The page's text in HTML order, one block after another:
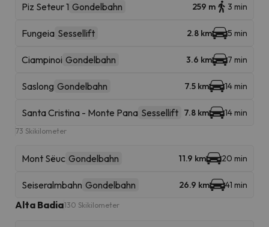
Piz Seteur 1 Gondelbahn 259 m 3 min
Fungeia Sessellift 2.8 km 5 min
Ciampinoi Gondelbahn 3.6 km 7 min
Saslong Gondelbahn 7.5 km 14 min
Santa Cristina - Monte Pana Sessellift 7.8 km 14 min
73 Skikilometer
Mont Sëuc Gondelbahn 11.9 km 20 min
Seiseralmbahn Gondelbahn 26.9 km 41 min
Alta Badia130 Skikilometer